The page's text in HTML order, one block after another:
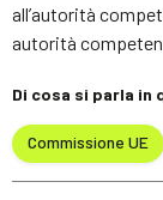
all’autorità
autorità
Di cosa si parla in
Commissione UE